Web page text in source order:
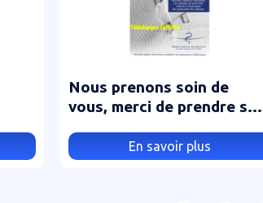
Nous prenons soin de
vous, merci de prendre soin
En savoir plus